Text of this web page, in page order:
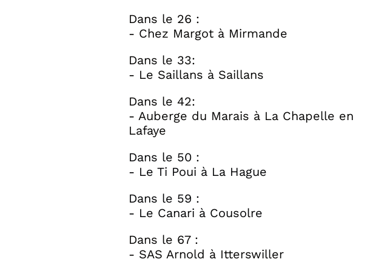
Dans le 26 :
- Chez Margot à Mirmande
Dans le 33:
- Le Saillans à Saillans
Dans le 42:
- Auberge du Marais à La Chapelle en
Lafaye
Dans le 50 :
- Le Ti Poui à La Hague
Dans le 59 :
- Le Canari à Cousolre
Dans le 67 :
- SAS Arnold à Itterswiller